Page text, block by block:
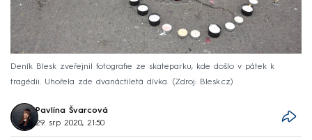
Deník Blesk zveřejnil fotografie ze skateparku, kde došlo v pátek k
tragédii. Uhořela zde dvanáctiletá dívka.
Zdroj: Blesk.cz
Pavlína Švarcová
29. srp 2020, 21:50